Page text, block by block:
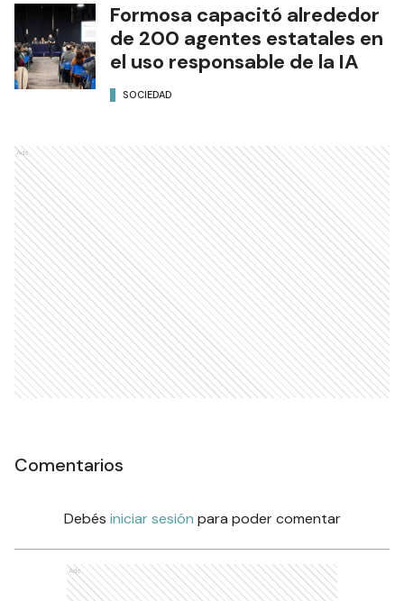
Formosa capacitó alrededor
de 200 agentes estatales en
el uso responsable de la IA
SOCIEDAD
Ads
Comentarios
Debés iniciar sesión para poder comentar
Ads